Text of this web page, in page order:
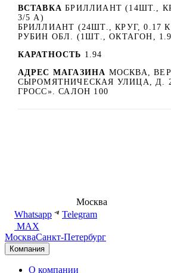
ВСТАВКА БРИЛЛИАНТ (14ШТ.,
3/5 А)
БРИЛЛИАНТ (24ШТ., КРУГ, 0.17
РУБИН ОБЛ. (1ШТ., ОКТАГОН,
КАРАТНОСТЬ 1.94
АДРЕС МАГАЗИНА МОСКВА,
СЫРОМЯТНИЧЕСКАЯ УЛИЦА, Д.
ГРОСС». САЛОН 100
Москва
Whatsapp
Telegram
MAX
МоскваСанкт-Петербург
Компания
О компании